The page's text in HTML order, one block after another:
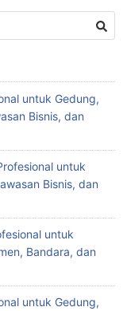
untuk Gedung,
Bisnis, dan
untuk
Bisnis, dan
untuk
Bandara, dan
untuk Gedung,